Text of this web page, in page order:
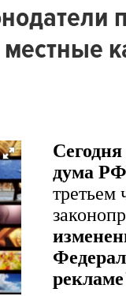
дума
третьем